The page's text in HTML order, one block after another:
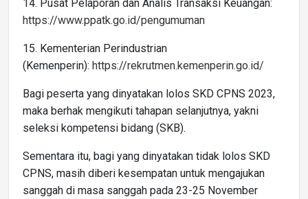
14. Pusat Pelaporan dan Analis Transaksi Keuangan:
https://www.ppatk.go.id/pengumuman
15. Kementerian Perindustrian
(Kemenperin): https://rekrutmen.kemenperin.go.id/
Bagi peserta yang dinyatakan lolos SKD CPNS 2023,
maka berhak mengikuti tahapan selanjutnya, yakni
seleksi kompetensi bidang (SKB).
Sementara itu, bagi yang dinyatakan tidak lolos SKD
CPNS, masih diberi kesempatan untuk mengajukan
sanggah di masa sanggah pada 23-25 November